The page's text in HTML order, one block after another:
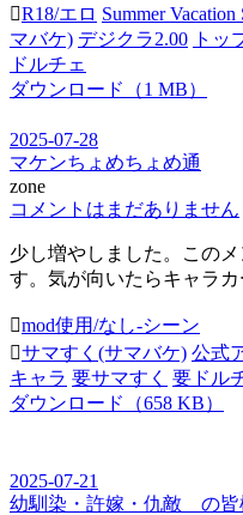
R18/エロ Summer Vacation
マバケ) デジクラ2.00 トッ
ドルチェ
ダウンロード（1 MB）
2025-07-28
マケンちょめちょめ通
zone
コメントはまだありません
少し増やしました。この
す。気が向いたらキャラカ
mod使用/なし-シーン
サマすく(サマバケ) 公式
キャラ 要サマすく 要ドル
ダウンロード（658 KB）
2025-07-21
幼馴染・許嫁・仇敵 の皆